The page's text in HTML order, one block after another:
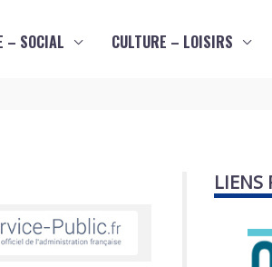
– SOCIAL CULTURE – LOISIRS
LIENS